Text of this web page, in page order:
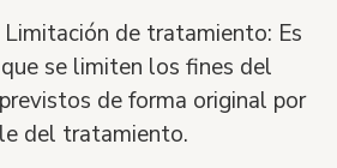
Limitación de tratamiento: Es
se limiten los fines del
de forma original por
del tratamiento.